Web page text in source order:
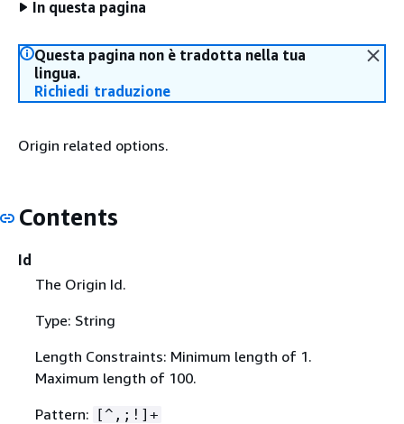
In questa pagina
Questa pagina non è tradotta nella tua
lingua.
Richiedi traduzione
Origin related options.
Contents
Id
The Origin Id.
Type: String
Length Constraints: Minimum length of 1.
Maximum length of 100.
Pattern: [^,;!]+